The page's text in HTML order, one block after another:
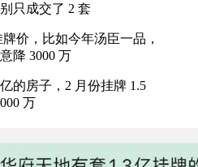
只成交了 2 套
价，比如今年汤臣一品，
降 3000 万
的房子，2 月份挂牌 1.5
万